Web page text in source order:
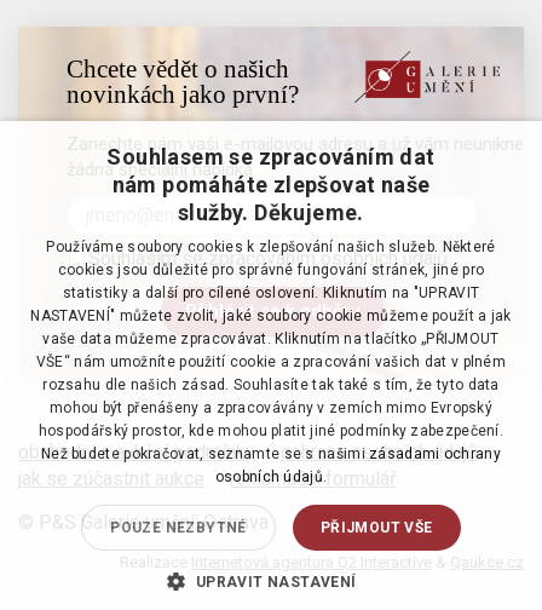
Chcete vědět o našich
novinkách jako první?
Zanechte nám vaši e-mailovou adresu a už vám neunikne
žádná speciální nabídka
Souhlasím se zpracováním osobních údajů
obchodní a aukční podmínky · ochrana osobních údajů ·
jak se zúčastnit aukce · reklamační formulář
© P&S Galerie umění, Ostrava
Realizace Internetová agentura Q2 Interactive & Qaukce.cz
Souhlasem se zpracováním dat
nám pomáháte zlepšovat naše
služby. Děkujeme.
Používáme soubory cookies k zlepšování našich služeb. Některé
cookies jsou důležité pro správné fungování stránek, jiné pro
statistiky a další pro cílené oslovení. Kliknutím na "UPRAVIT
NASTAVENÍ" můžete zvolit, jaké soubory cookie můžeme použít a jak
vaše data můžeme zpracovávat. Kliknutím na tlačítko „PŘIJMOUT
VŠE“ nám umožníte použití cookie a zpracování vašich dat v plném
rozsahu dle našich zásad. Souhlasíte tak také s tím, že tyto data
mohou být přenášeny a zpracovávány v zemích mimo Evropský
hospodářský prostor, kde mohou platit jiné podmínky zabezpečení.
Než budete pokračovat, seznamte se s našimizásadami ochrany
osobních údajů.
PŘIJMOUT VŠE
POUZE NEZBYTNÉ
UPRAVIT NASTAVENÍ